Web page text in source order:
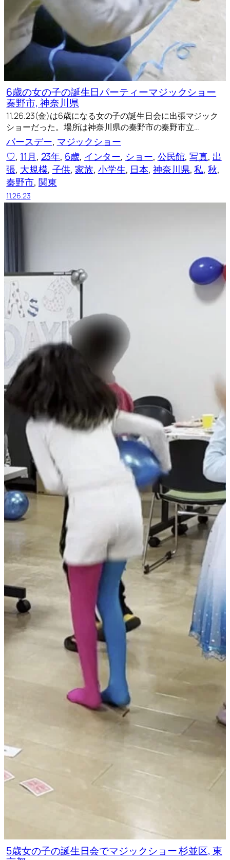
6歳の女の子の誕生日パーティーマジックショー
秦野市, 神奈川県
11.26.23(金)は6歳になる女の子の誕生日会に出張マジック
ショーだった。場所は神奈川県の秦野市の秦野市立…
バースデー, マジックショー
♡, 11月, 23年, 6歳, インター, ショー, 公民館, 写真, 出
張, 大規模, 子供, 家族, 小学生, 日本, 神奈川県, 私, 秋
秦野市, 関東
11.26.23
5歳女の子の誕生日会でマジックショー 杉並区, 東